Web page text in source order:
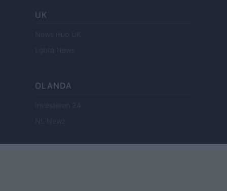
UK
News Hub UK
Lgbtq News
OLANDA
Investeren 24
NL Newz